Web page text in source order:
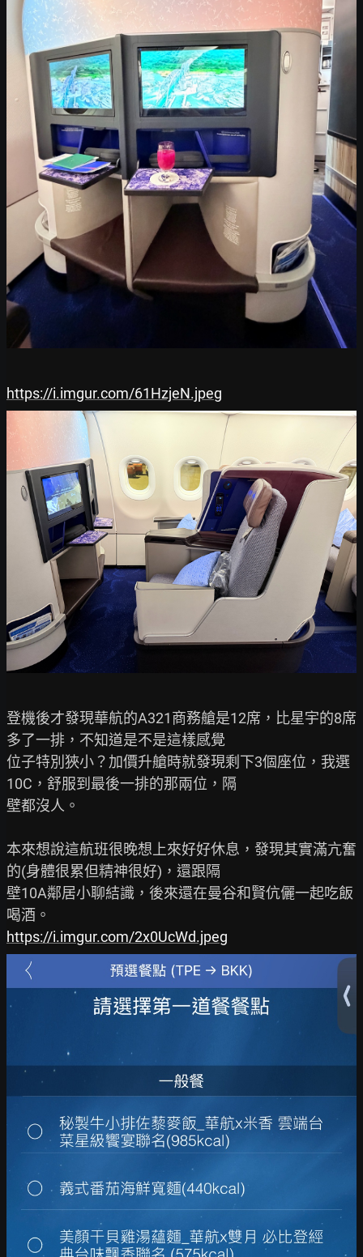
https://i.imgur.com/61HzjeN.jpeg
登機後才發現華航的A321商務艙是12席，比星宇的8席
多了一排，不知道是不是這樣感覺
位子特別狹小？加價升艙時就發現剩下3個座位，我選
10C，舒服到最後一排的那兩位，隔
壁都沒人。
本來想說這航班很晚想上來好好休息，發現其實滿亢奮
的(身體很累但精神很好)，還跟隔
壁10A鄰居小聊結識，後來還在曼谷和賢伉儷一起吃飯
https://i.imgur.com/2x0UcWd.jpeg